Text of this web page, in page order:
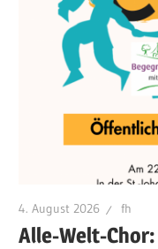
4. August 2026 fh
Alle-Welt-